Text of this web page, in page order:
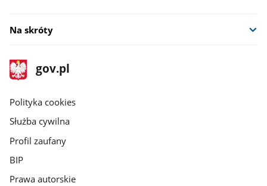
Na skróty
stopka
gov.pl
Strona
gov.pl
gov.pl
Polityka cookies
Służba cywilna
Profil zaufany
BIP
Prawa autorskie